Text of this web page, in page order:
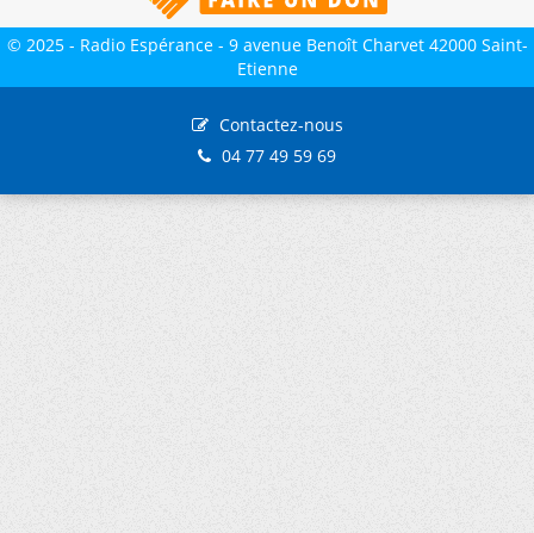
© 2025 - Radio Espérance - 9 avenue Benoît Charvet 42000 Saint-
Etienne
Contactez-nous
04 77 49 59 69